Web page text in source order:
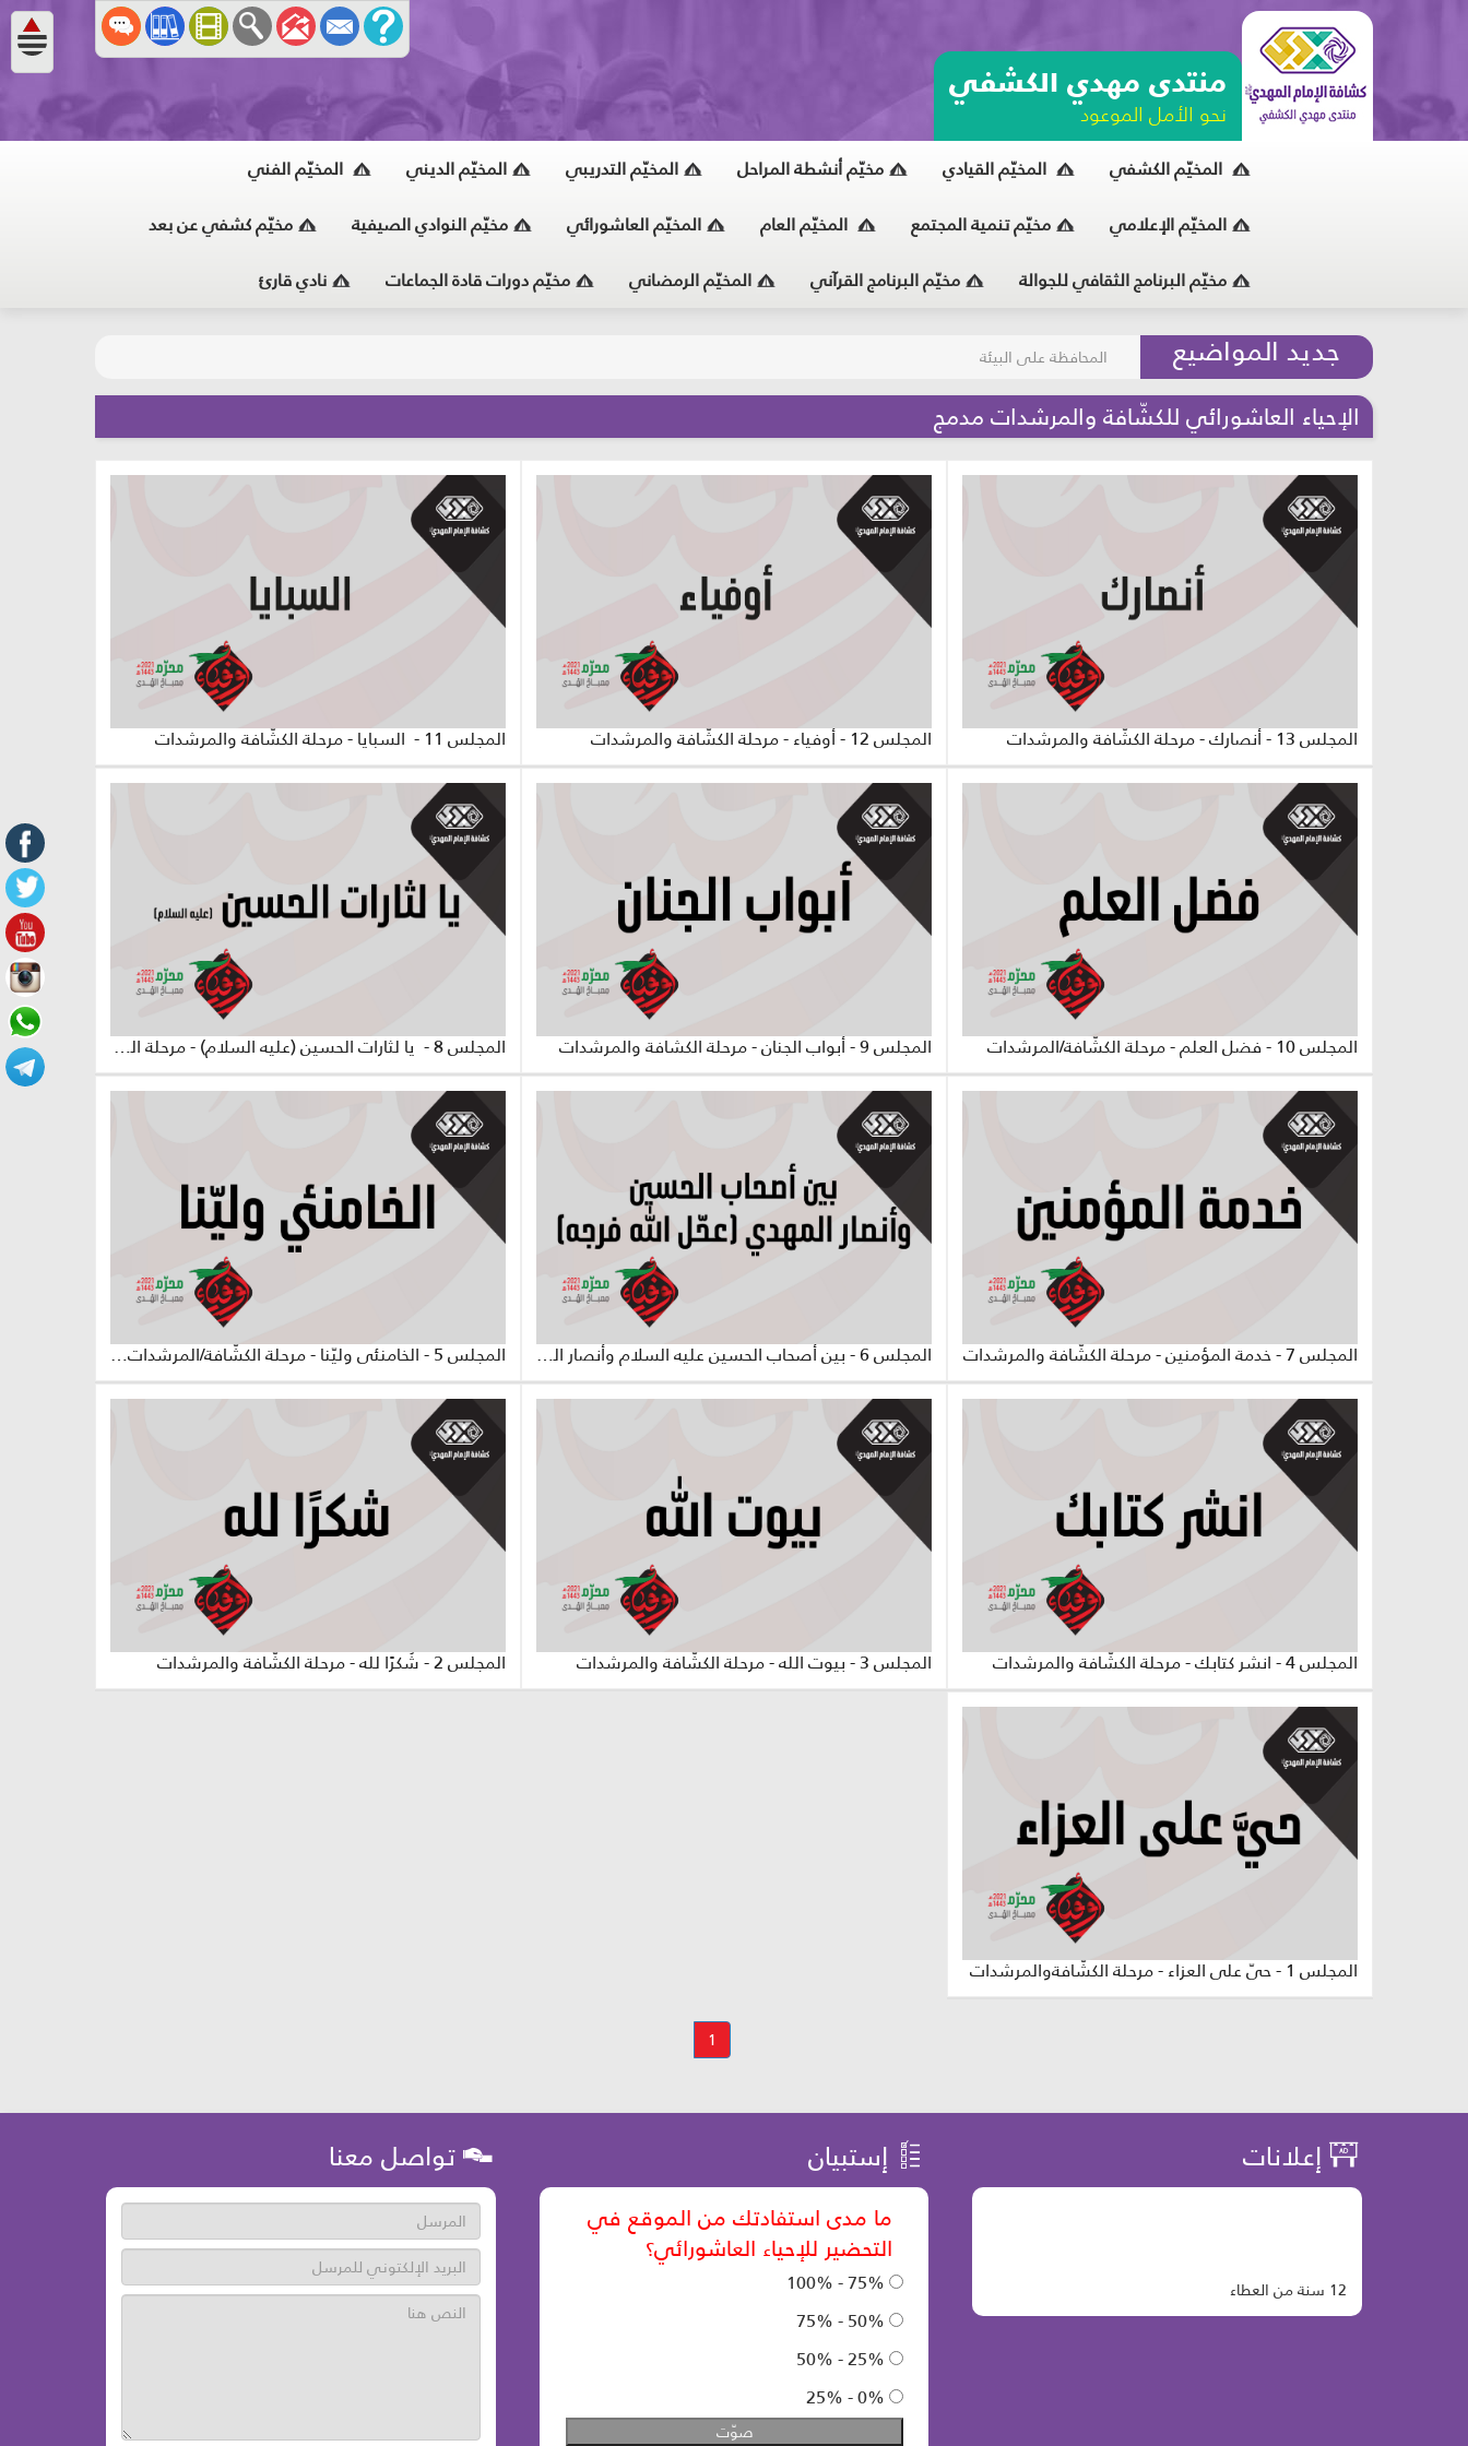
منتدى مهدي الكشفي
نحو الأمل الموعود
المخيّم الكشفي المخيّم القيادي مخيّم أنشطة المراحل المخيّم التدريبي المخيّم الديني المخيّم الفني
المخيّم الإعلامي مخيّم تنمية المجتمع المخيّم العام المخيّم العاشورائي مخيّم النوادي الصيفية مخيّم كشفي عن بعد
مخيّم البرنامج الثقافي للجوالة مخيّم البرنامج القرآني المخيّم الرمضاني مخيّم دورات قادة الجماعات نادي قارئ
جديد المواضيع
مسابقة الركب الحسينيّ
المحافظة على البيئة
الإحياء العاشورائي للكشّافة والمرشدات مدمج
المجلس 13 - أنصارك - مرحلة الكشّافة والمرشدات المجلس 12 - أوفياء - مرحلة الكشّافة والمرشدات المجلس 11 - السبايا - مرحلة الكشّافة والمرشدات
المجلس 10 - فضل العلم - مرحلة الكشّافة/المرشدات المجلس 9 - أبواب الجنان - مرحلة الكشافة والمرشدات المجلس 8 - يا لثارات الحسين (عليه السلام) - مرحلة الكشّافة والمرشدات
المجلس 7 - خدمة المؤمنين - مرحلة الكشّافة والمرشدات المجلس 6 - بين أصحاب الحسين عليه السلام وأنصار المهدي عجّل الله فرجه - مرحلة الكشّافة والمرشدات المجلس 5 - الخامنئي وليّنا - مرحلة الكشّافة/المرشدات
المجلس 4 - انشر كتابك - مرحلة الكشّافة والمرشدات المجلس 3 - بيوت الله - مرحلة الكشّافة والمرشدات المجلس 2 - شُكرًا لله - مرحلة الكشّافة والمرشدات
المجلس 1 - حيّ على العزاء - مرحلة الكشّافةوالمرشدات
1
إعلانات
12 سنة من العطاء
إستبيان تواصل معنا